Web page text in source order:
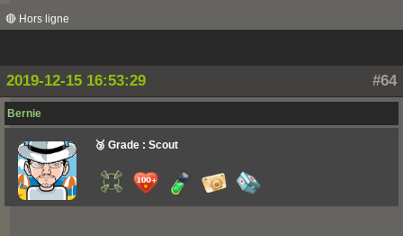
🔴 Hors ligne
#64
2019-12-15 16:53:29
Bernie
🥉 Grade : Scout